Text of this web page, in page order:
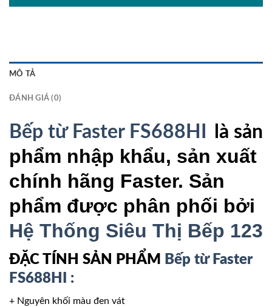
MÔ TẢ
ĐÁNH GIÁ (0)
Bếp từ Faster FS688HI là sản
phẩm nhập khẩu, sản xuất
chính hãng Faster. Sản
phẩm được phân phối bởi
Hệ Thống Siêu Thị Bếp 123
ĐẶC TÍNH SẢN PHẨM
Bếp từ Faster
FS688HI :
+ Nguyên khối màu đen vát